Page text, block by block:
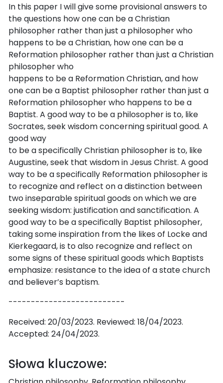
In this paper I will give some provisional answers to
the questions how one can be a Christian
philosopher rather than just a philosopher who
happens to be a Christian, how one can be a
Reformation philosopher rather than just a Christian
philosopher who
happens to be a Reformation Christian, and how
one can be a Baptist philosopher rather than just a
Reformation philosopher who happens to be a
Baptist. A good way to be a philosopher is to, like
Socrates, seek wisdom concerning spiritual good. A
good way
to be a specifically Christian philosopher is to, like
Augustine, seek that wisdom in Jesus Christ. A good
way to be a specifically Reformation philosopher is
to recognize and reflect on a distinction between
two inseparable spiritual goods on which we are
seeking wisdom: justification and sanctification. A
good way to be a specifically Baptist philosopher,
taking some inspiration from the likes of Locke and
Kierkegaard, is to also recognize and reflect on
some signs of these spiritual goods which Baptists
emphasize: resistance to the idea of a state church
and believer’s baptism.
--------------------------
Received: 20/03/2023. Reviewed: 18/04/2023.
Accepted: 24/04/2023.
Słowa kluczowe: